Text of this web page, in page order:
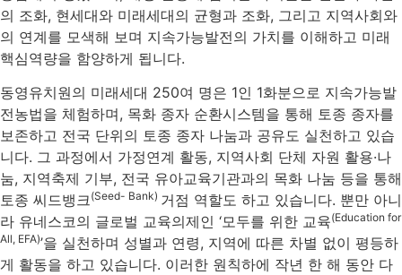
의 조화, 현세대와 미래세대의 균형과 조화, 그리고 지역사회와
의 연계를 모색해 보며 지속가능발전의 가치를 이해하고 미래
핵심역량을 함양하게 됩니다.
동영유치원의 미래세대 250여 명은 1인 1화분으로 지속가능발
전농법을 체험하며, 목화 종자 순환시스템을 통해 토종 종자를
보존하고 전국 단위의 토종 종자 나눔과 공유도 실천하고 있습
니다. 그 과정에서 가정연계 활동, 지역사회 단체 자원 활용·나
눔, 지역축제 기부, 전국 유아교육기관과의 목화 나눔 등을 통해
토종 씨드뱅크(Seed- Bank) 거점 역할도 하고 있습니다. 뿐만 아니
라 유네스코의 글로벌 교육의제인 ‘모두를 위한 교육(Education for
All, EFA)’을 실천하며 성별과 연령, 지역에 따른 차별 없이 평등하
게 활동을 하고 있습니다. 이러한 원칙하에 작년 한 해 동안 다